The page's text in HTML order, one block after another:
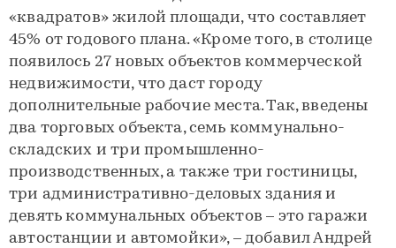
«квадратов» жилой площади, что составляет
45% от годового плана. «Кроме того, в столице
появилось 27 новых объектов коммерческой
недвижимости, что даст городу
дополнительные рабочие места. Так, введены
два торговых объекта, семь коммунально-
складских и три промышленно-
производственных, а также три гостиницы,
три административно-деловых здания и
девять коммунальных объектов – это гаражи
автостанции и автомойки», – добавил Андрей